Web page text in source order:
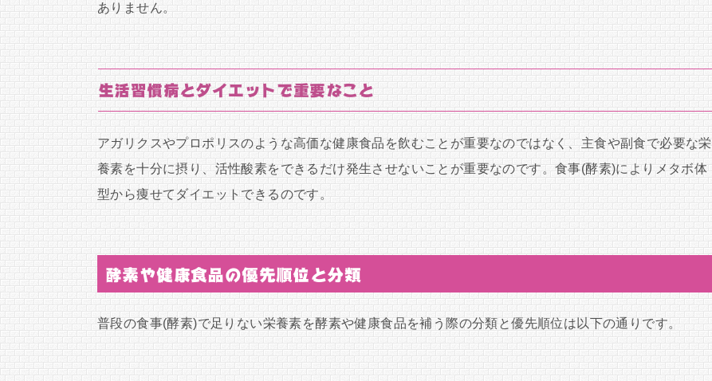
ありません。
生活習慣病とダイエットで重要なこと
アガリクスやプロポリスのような高価な健康食品を飲むことが重要なのではなく、主食や副食で必要な栄
養素を十分に摂り、活性酸素をできるだけ発生させないことが重要なのです。食事(酵素)によりメタボ体
型から痩せてダイエットできるのです。
酵素や健康食品の優先順位と分類
普段の食事(酵素)で足りない栄養素を酵素や健康食品を補う際の分類と優先順位は以下の通りです。